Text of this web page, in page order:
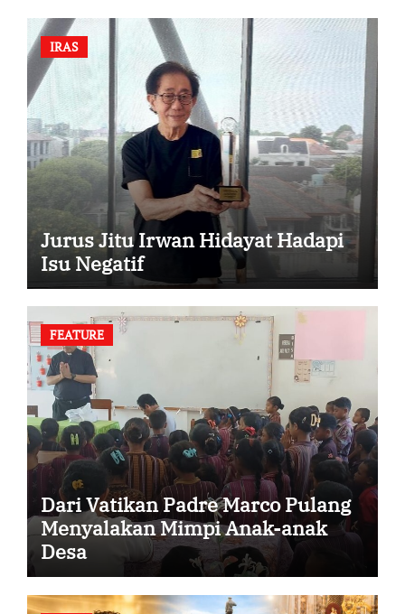
IRAS
Jurus Jitu Irwan Hidayat Hadapi
Isu Negatif
FEATURE
Dari Vatikan Padre Marco Pulang
Menyalakan Mimpi Anak-anak
Desa